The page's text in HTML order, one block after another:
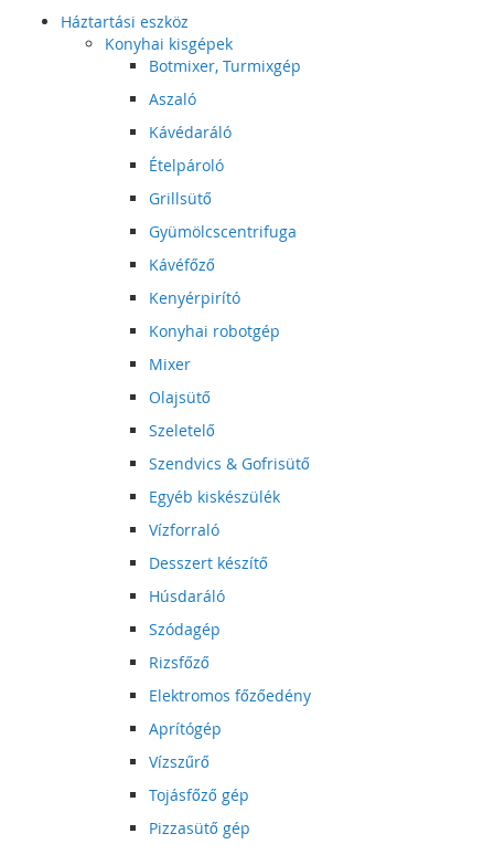
Háztartási eszköz
Konyhai kisgépek
Botmixer, Turmixgép
Aszaló
Kávédaráló
Ételpároló
Grillsütő
Gyümölcscentrifuga
Kávéfőző
Kenyérpirító
Konyhai robotgép
Mixer
Olajsütő
Szeletelő
Szendvics & Gofrisütő
Egyéb kiskészülék
Vízforraló
Desszert készítő
Húsdaráló
Szódagép
Rizsfőző
Elektromos főzőedény
Aprítógép
Vízszűrő
Tojásfőző gép
Pizzasütő gép